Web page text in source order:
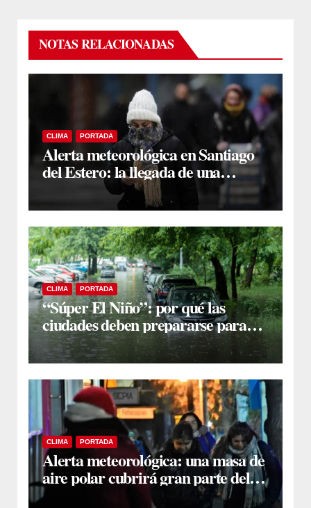
NOTAS RELACIONADAS
CLIMA PORTADA
Alerta meteorológica en Santiago
del Estero: la llegada de una
“bomba polar” provocará un
desplome térmico de 15 grados
CLIMA PORTADA
“Súper El Niño”: por qué las
ciudades deben prepararse para
lluvias más extremas
CLIMA PORTADA
Alerta meteorológica: una masa de
aire polar cubrirá gran parte del
país con heladas y nevadas